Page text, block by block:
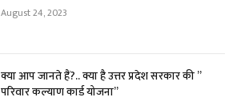
August 24, 2023
क्या आप जानते हैं?.. क्या है उत्तर प्रदेश सरकार की ”
परिवार कल्याण कार्ड योजना”